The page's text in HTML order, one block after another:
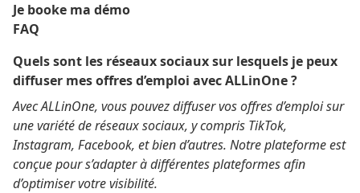
Je booke ma démo
FAQ
Quels sont les réseaux sociaux sur lesquels je peux
diffuser mes offres d’emploi avec ALLinOne ?
Avec ALLinOne, vous pouvez diffuser vos offres d’emploi sur
une variété de réseaux sociaux, y compris TikTok,
Instagram, Facebook, et bien d’autres. Notre plateforme est
conçue pour s’adapter à différentes plateformes afin
d’optimiser votre visibilité.